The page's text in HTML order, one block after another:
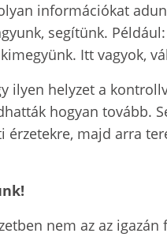
információkat
segítünk.
Itt vagyok,
ilyen helyzet a
hogyan tovább.
érzetekre, majd arra
nem az az